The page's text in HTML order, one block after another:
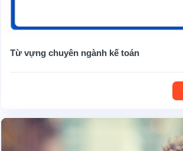
Từ vựng chuyên ngành kế toán